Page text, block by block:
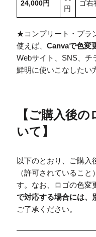
24,000円
円
ゴ右
★コンプリート・プラ
使えば、 Canvaで色変
Webサイト、SNS、チ
鮮明に使いこなしたい
【ご購入後の
いて 】
以下のとおり、ご購入
（許可されているこ
す。なお、ロゴの色変
で対応する場合には、
ご了承ください。